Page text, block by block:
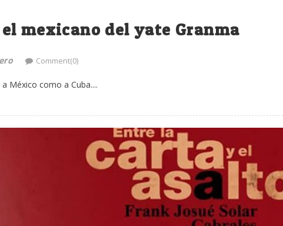
mexicano del yate Granma
Comment(0)
México como a Cuba....